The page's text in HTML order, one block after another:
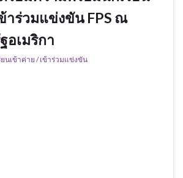
าร่วมแข่งขัน FPS ณ
อเมริกา
ยนเข้าค่าย / เข้าร่วมแข่งขัน